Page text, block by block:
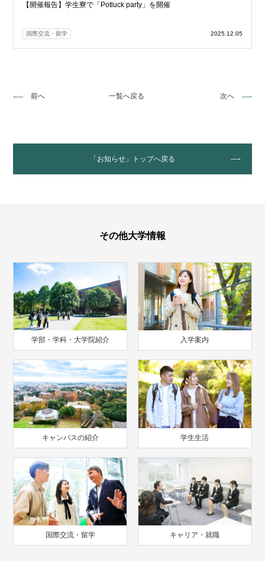
【開催報告】学生寮で「Potluck party」を開催
国際交流・留学 2025.12.05
前へ 一覧へ戻る 次へ
「お知らせ」トップへ戻る
その他大学情報
学部・学科・大学院紹介 入学案内
キャンパスの紹介 学生生活
国際交流・留学 キャリア・就職